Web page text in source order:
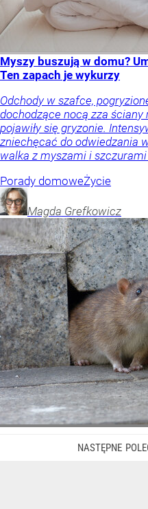
Myszy buszują w domu?
Ten zapach je wykurzy
Odchody w szafce,
dochodzące nocą zza
pojawiły się gryzonie.
zniechęcać do odwiedzania
walka z myszami i
Porady domoweŻycie
Magda Grefkowicz